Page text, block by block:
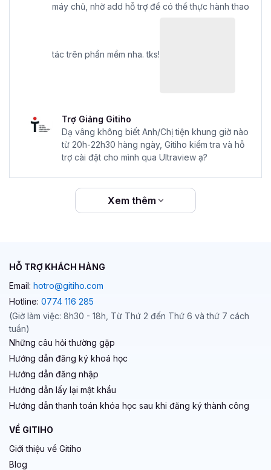
máy chủ, nhờ add hỗ trợ để có thể thực hành thao
tác trên phần mềm nha. tks!
Trợ Giảng Gitiho
Dạ vâng không biết Anh/Chị tiện khung giờ nào
từ 20h-22h30 hàng ngày, Gitiho kiểm tra và hỗ
trợ cài đặt cho mình qua Ultraview ạ?
Xem thêm
HỖ TRỢ KHÁCH HÀNG
Email: hotro@gitiho.com
Hotline: 0774 116 285
(Giờ làm việc: 8h30 - 18h, Từ Thứ 2 đến Thứ 6 và thứ 7 cách
tuần)
Những câu hỏi thường gặp
Hướng dẫn đăng ký khoá học
Hướng dẫn đăng nhập
Hướng dẫn lấy lại mật khẩu
Hướng dẫn thanh toán khóa học sau khi đăng ký thành công
VỀ GITIHO
Giới thiệu về Gitiho
Blog